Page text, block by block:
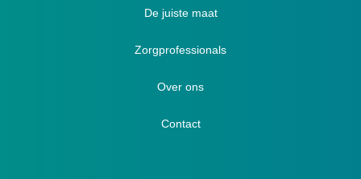
Luxe verbandschoenen / stretch (Hallux)
Diabetici
Winterboots
Lymph / Oedeem
Diabetici
Oedeem
Hallux Valgus
Hamertenen
De juiste maat
Zorgprofessionals
Over ons
Contact